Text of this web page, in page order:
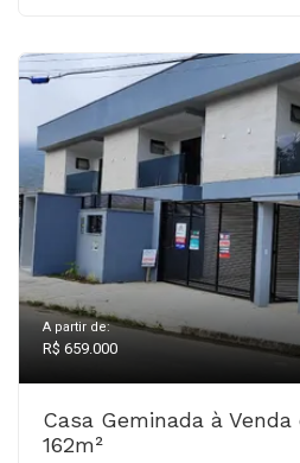
A partir de:
R$ 659.000
Casa Geminada à
162m²